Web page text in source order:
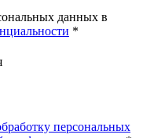
данных в
*
персональных